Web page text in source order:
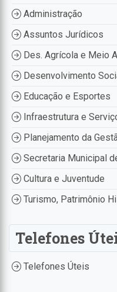
Administração
Assuntos Jurídicos
Des. Agrícola e Meio
Desenvolvimento
Educação e Esportes
Infraestrutura e
Planejamento da
Secretaria Municipal
Cultura e Juventude
Turismo, Patrimônio
Telefones
Telefones Úteis